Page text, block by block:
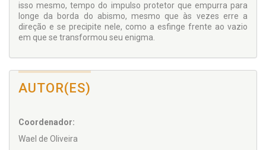
isso mesmo, tempo do impulso protetor que empurra para
longe da borda do abismo, mesmo que às vezes erre a
direção e se precipite nele, como a esfinge frente ao vazio
em que se transformou seu enigma.
AUTOR(ES)
Coordenador:
Wael de Oliveira